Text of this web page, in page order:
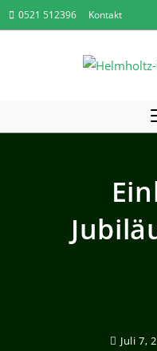
Zum
Inhalt
0521 512396 Kontakt
Juli 7,